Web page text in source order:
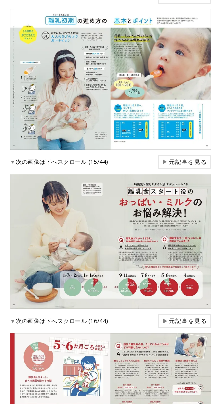
▼次の画像は下へスクロール (15/44) ▶元記事を見る
▼次の画像は下へスクロール (16/44) ▶元記事を見る